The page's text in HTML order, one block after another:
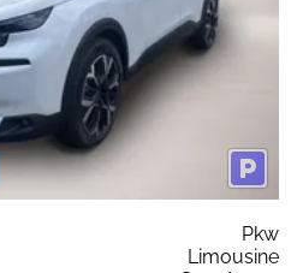
Pkw
Limousine